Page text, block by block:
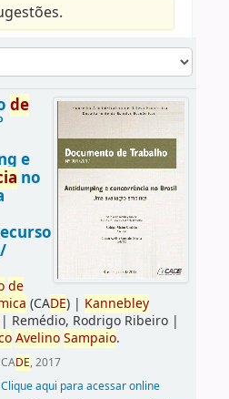
de
e
no
de
(CADE)| Kannebley
Remédio, Rodrigo Ribeiro|
Avelino Sampaio.
DE, 2017
Clique aqui para acessar online